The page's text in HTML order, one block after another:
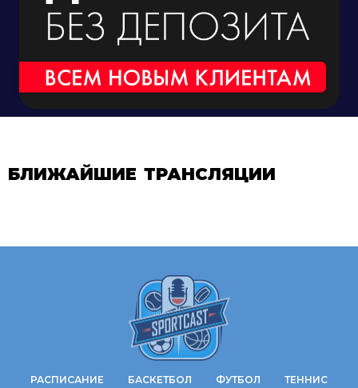
БЛИЖАЙШИЕ ТРАНСЛЯЦИИ
РАСПИСАНИЕ БАСКЕТБОЛ ФУТБОЛ ТЕННИС